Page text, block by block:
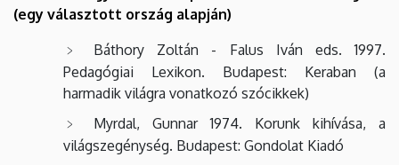
(egy választott ország alapján)
Báthory Zoltán - Falus Iván eds. 1997.
Pedagógiai Lexikon. Budapest: Keraban (a
harmadik világra vonatkozó szócikkek)
Myrdal, Gunnar 1974. Korunk kihívása, a
világszegénység. Budapest: Gondolat Kiadó